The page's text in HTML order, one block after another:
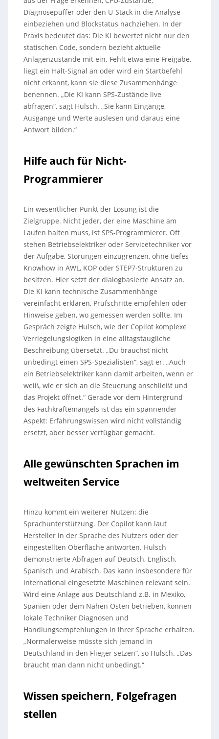
Diagnosepuffer oder den U-Stack in die Analyse
einbeziehen und Blockstatus nachziehen. In der
Praxis bedeutet das: Die KI bewertet nicht nur den
statischen Code, sondern bezieht aktuelle
Anlagenzustände mit ein. Fehlt etwa eine Freigabe,
liegt ein Halt-Signal an oder wird ein Startbefehl
nicht erkannt, kann sie diese Zusammenhänge
benennen. „Die KI kann SPS-Zustände live
abfragen“, sagt Hulsch. „Sie kann Eingänge,
Ausgänge und Werte auslesen und daraus eine
Antwort bilden.“
Hilfe auch für Nicht-
Programmierer
Ein wesentlicher Punkt der Lösung ist die
Zielgruppe. Nicht jeder, der eine Maschine am
Laufen halten muss, ist SPS-Programmierer. Oft
stehen Betriebselektriker oder Servicetechniker vor
der Aufgabe, Störungen einzugrenzen, ohne tiefes
Knowhow in AWL, KOP oder STEP7-Strukturen zu
besitzen. Hier setzt der dialogbasierte Ansatz an.
Die KI kann technische Zusammenhänge
vereinfacht erklären, Prüfschritte empfehlen oder
Hinweise geben, wo gemessen werden sollte. Im
Gespräch zeigte Hulsch, wie der Copilot komplexe
Verriegelungslogiken in eine alltagstaugliche
Beschreibung übersetzt. „Du brauchst nicht
unbedingt einen SPS-Spezialisten“, sagt er. „Auch
ein Betriebselektriker kann damit arbeiten, wenn er
weiß, wie er sich an die Steuerung anschließt und
das Projekt öffnet.“ Gerade vor dem Hintergrund
des Fachkräftemangels ist das ein spannender
Aspekt: Erfahrungswissen wird nicht vollständig
ersetzt, aber besser verfügbar gemacht.
Alle gewünschten Sprachen im
weltweiten Service
Hinzu kommt ein weiterer Nutzen: die
Sprachunterstützung. Der Copilot kann laut
Hersteller in der Sprache des Nutzers oder der
eingestellten Oberfläche antworten. Hulsch
demonstrierte Abfragen auf Deutsch, Englisch,
Spanisch und Arabisch. Das kann insbesondere für
international eingesetzte Maschinen relevant sein.
Wird eine Anlage aus Deutschland z.B. in Mexiko,
Spanien oder dem Nahen Osten betrieben, können
lokale Techniker Diagnosen und
Handlungsempfehlungen in ihrer Sprache erhalten.
„Normalerweise müsste sich jemand in
Deutschland in den Flieger setzen“, so Hulsch. „Das
braucht man dann nicht unbedingt.“
Wissen speichern, Folgefragen
stellen